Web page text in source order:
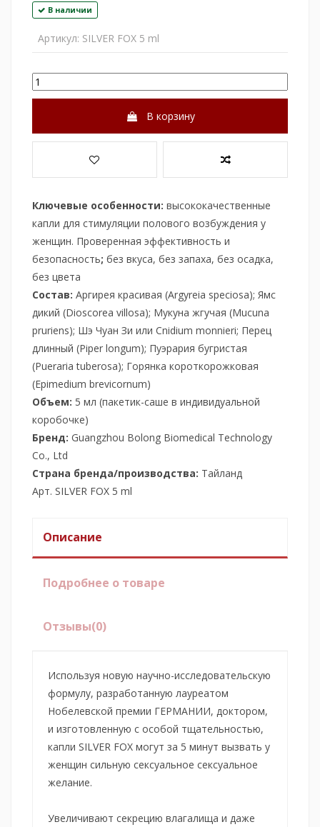
В наличии
Артикул: SILVER FOX 5 ml
В корзину
Ключевые особенности: высококачественные
капли для стимуляции полового возбуждения у
женщин. Проверенная эффективность и
безопасность; без вкуса, без запаха, без осадка,
без цвета
Состав: Аргирея красивая (Argyreia speciosa); Ямс
дикий (Dioscorea villosa); Мукуна жгучая (Mucuna
pruriens); Шэ Чуан Зи или Cnidium monnieri; Перец
длинный (Piper longum); Пуэрария бугристая
(Pueraria tuberosa); Горянка короткорожковая
(Epimedium brevicornum)
Объем: 5 мл (пакетик-саше в индивидуальной
коробочке)
Бренд: Guangzhou Bolong Biomedical Technology
Co., Ltd
Страна бренда/производства: Тайланд
Арт. SILVER FOX 5 ml
Описание
Подробнее о товаре
Отзывы(0)
Используя новую научно-исследовательскую
формулу, разработанную лауреатом
Нобелевской премии ГЕРМАНИИ, доктором,
и изготовленную с особой тщательностью,
капли SILVER FOX могут за 5 минут вызвать у
женщин сильную сексуальное сексуальное
желание.
Увеличивают секрецию влагалища и даже